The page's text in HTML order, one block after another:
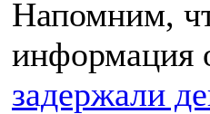
Напомним,
информация
задержали